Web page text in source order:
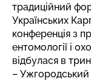
традиційний
Українських
конференція з
ентомології і
відбулася в
– Ужгородський